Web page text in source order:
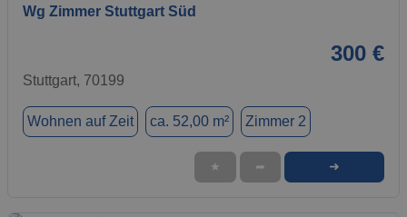
Wg Zimmer Stuttgart Süd
300 €
Stuttgart, 70199
Wohnen auf Zeit ca. 52,00 m² Zimmer 2
★ ➦ ➜